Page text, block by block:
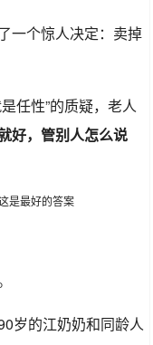
一个惊人决定：卖掉
任性”的质疑，老人
好，管别人怎么说
岁的江奶奶和同龄人